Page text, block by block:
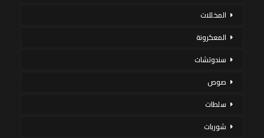
المخللات
المعكرونة
سندوتشات
صوص
سلطات
شوربات